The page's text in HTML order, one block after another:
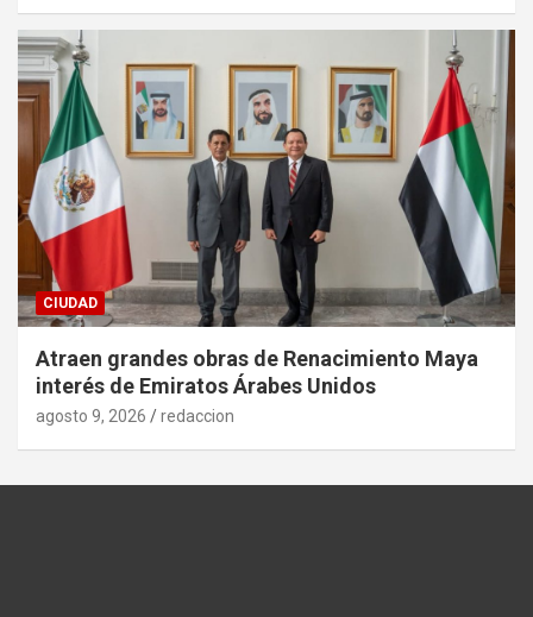
CIUDAD
Atraen grandes obras de Renacimiento Maya
interés de Emiratos Árabes Unidos
agosto 9, 2026 redaccion